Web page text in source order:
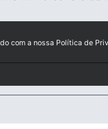
com a nossa Política de